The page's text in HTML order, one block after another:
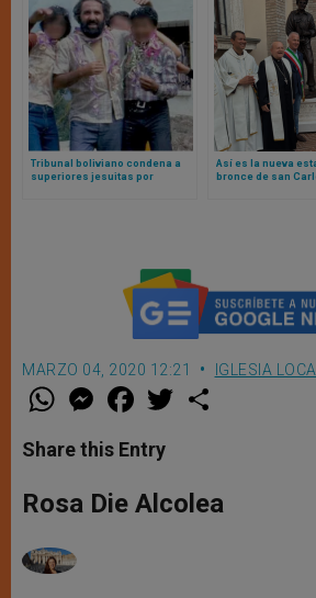
Tribunal boliviano condena a
superiores jesuitas por
Así es la nueva
bronce de san
MARZO 04, 2020 12:21 IGLESIA LOCAL
W
t
s
p
p
M
e
s
e
g
e
F
a
e
b
o
k
w
r
Share this Entry
Rosa Die Alcolea